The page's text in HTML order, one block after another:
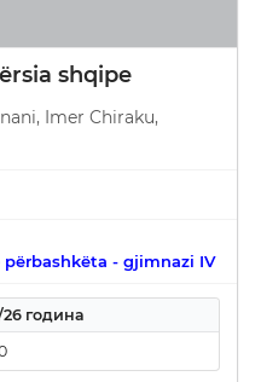
shqipe
Imer Chiraku,
përbashkëta - gjimnazi IV
година